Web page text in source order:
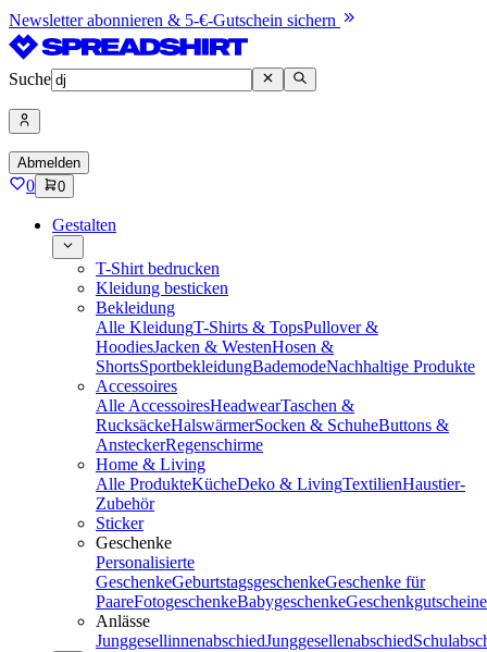
Newsletter abonnieren & 5-€-Gutschein sichern
Suche
Abmelden
0 0
Gestalten
T-Shirt bedrucken
Kleidung besticken
Bekleidung
Alle KleidungT-Shirts & TopsPullover &
HoodiesJacken & WestenHosen &
ShortsSportbekleidungBademodeNachhaltige Produkte
Accessoires
Alle AccessoiresHeadwearTaschen &
RucksäckeHalswärmerSocken & SchuheButtons &
AnsteckerRegenschirme
Home & Living
Alle ProdukteKücheDeko & LivingTextilienHaustier-
Zubehör
Sticker
Geschenke
Personalisierte
GeschenkeGeburtstagsgeschenkeGeschenke für
PaareFotogeschenkeBabygeschenkeGeschenkgutscheine
Anlässe
JunggesellinnenabschiedJunggesellenabschied